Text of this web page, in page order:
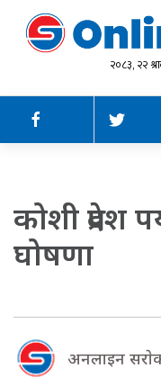
२०८३, २२
कोशी प्रदेश
घोषणा
अनलाइन